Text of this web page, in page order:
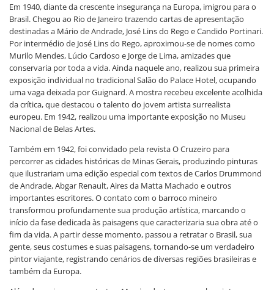
Em 1940, diante da crescente insegurança na Europa, imigrou para o
Brasil. Chegou ao Rio de Janeiro trazendo cartas de apresentação
destinadas a Mário de Andrade, José Lins do Rego e Candido Portinari.
Por intermédio de José Lins do Rego, aproximou-se de nomes como
Murilo Mendes, Lúcio Cardoso e Jorge de Lima, amizades que
conservaria por toda a vida. Ainda naquele ano, realizou sua primeira
exposição individual no tradicional Salão do Palace Hotel, ocupando
uma vaga deixada por Guignard. A mostra recebeu excelente acolhida
da crítica, que destacou o talento do jovem artista surrealista
europeu. Em 1942, realizou uma importante exposição no Museu
Nacional de Belas Artes.
Também em 1942, foi convidado pela revista O Cruzeiro para
percorrer as cidades históricas de Minas Gerais, produzindo pinturas
que ilustrariam uma edição especial com textos de Carlos Drummond
de Andrade, Abgar Renault, Aires da Matta Machado e outros
importantes escritores. O contato com o barroco mineiro
transformou profundamente sua produção artística, marcando o
início da fase dedicada às paisagens que caracterizaria sua obra até o
fim da vida. A partir desse momento, passou a retratar o Brasil, sua
gente, seus costumes e suas paisagens, tornando-se um verdadeiro
pintor viajante, registrando cenários de diversas regiões brasileiras e
também da Europa.